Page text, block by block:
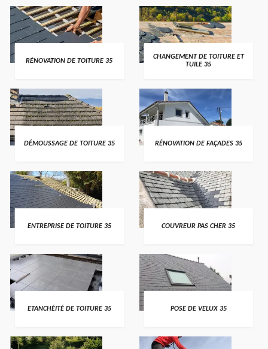
RÉNOVATION DE TOITURE 35
CHANGEMENT DE TOITURE ET
TUILE 35
DÉMOUSSAGE DE TOITURE 35 RÉNOVATION DE FAÇADES 35
ENTREPRISE DE TOITURE 35 COUVREUR PAS CHER 35
ETANCHÉITÉ DE TOITURE 35 POSE DE VELUX 35